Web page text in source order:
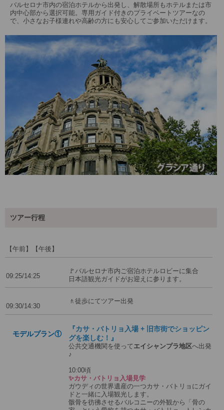
バルセロナ市内の宿泊ホテルから出発し、解散場所もホテルまたは市
内中心部から選択可能。専用ガイド付きのプライベートツアーなの
で、小さなお子様連れや高齢の方にも安心してご参加いただけます。
ツアー行程
【午前】【午後】
09:25/14:25
🚩バルセロナ市内ご宿泊ホテルロビーに集合
日本語観光ガイドがお迎えに参ります。
09:30/14:30
🚶徒歩にてツアー出発
モデルプラン①
『カサ・バトリョ入場 + 旧市街でショッピン
グを楽しむ！』
公共交通機関を使ってエイシャンプラ地区へ出発
♪
10:00頃
✨カサ・バトリョ入場見学
ガウディの世界遺産の一つカサ・バトリョにガイ
ドと一緒に入場観光します。
骸骨を彷彿させるバルコニーの外観から「骨の